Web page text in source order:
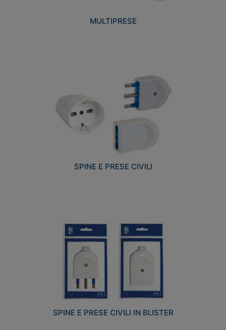
MULTIPRESE
SPINE E PRESE CIVILI
SPINE E PRESE CIVILI IN BLISTER